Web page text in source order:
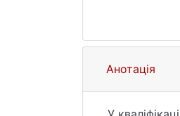
Анотація